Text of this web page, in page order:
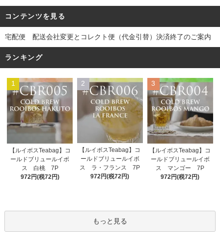
コンテンツを見る
宅配便 配送会社変更とコレクト便（代金引替）決済終了のご案内
ランキング
1
【ルイボスTeabag】コ
ールドブリュールイボ
ス 白桃 7P
972円(税72円)
2
【ルイボスTeabag】コ
ールドブリュールイボ
ス ラ・フランス 7P
972円(税72円)
3
【ルイボスTeabag】コ
ールドブリュールイボ
ス マンゴー 7P
972円(税72円)
もっと見る